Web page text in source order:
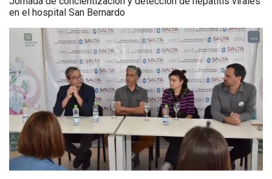
en el hospital San Bernardo
...